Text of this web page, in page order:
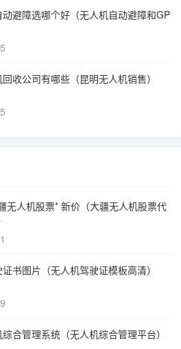
避障选哪个好（无人机自动避障和GP
收公司有哪些（昆明无人机销售）
无人机股票* 新价（大疆无人机股票代
书图片（无人机驾驶证模板高清）
合管理系统（无人机综合管理平台）